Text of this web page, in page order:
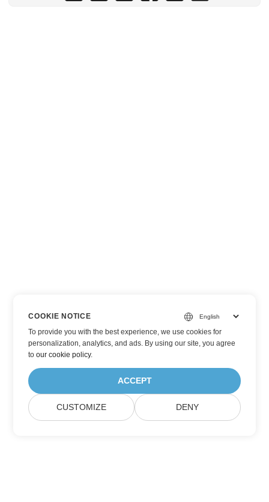
COOKIE NOTICE
To provide you with the best experience, we use cookies for
personalization, analytics, and ads. By using our site, you agree
toour cookie policy.
ACCEPT
CUSTOMIZE DENY